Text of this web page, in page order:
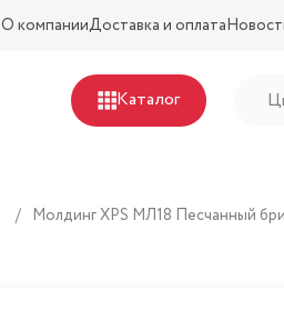
О компанииДоставка и оплата
Каталог
/ Молдинг XPS МЛ18 Песчанный